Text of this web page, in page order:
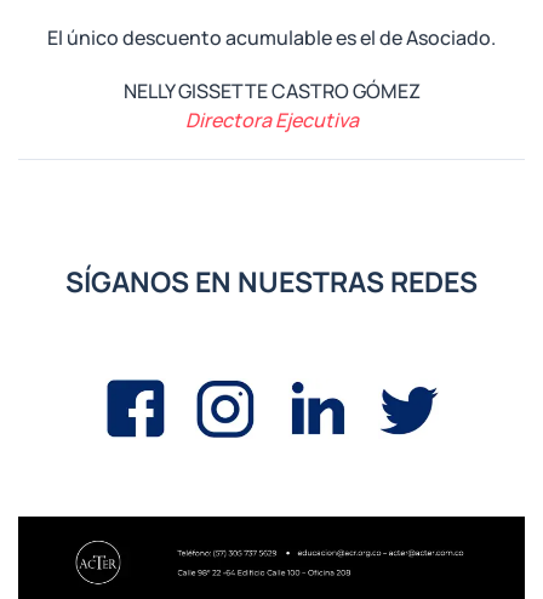
El único descuento acumulable es el de Asociado.
NELLY GISSETTE CASTRO GÓMEZ
Directora Ejecutiva
SÍGANOS EN NUESTRAS REDES